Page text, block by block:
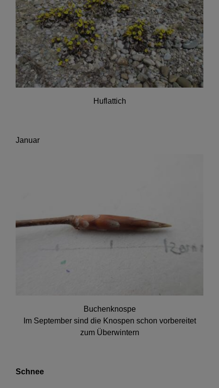
Huflattich
Januar
Buchenknospe
Im September sind die Knospen schon vorbereitet
zum Überwintern
Schnee